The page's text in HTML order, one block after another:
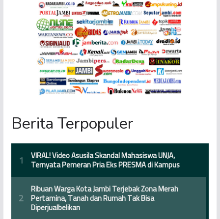
Berita Terpopuler